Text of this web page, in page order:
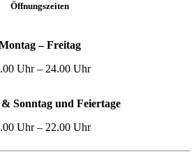
Öffnungszeiten
– Freitag
Uhr – 24.00 Uhr
& Sonntag und Feiertage
Uhr – 22.00 Uhr